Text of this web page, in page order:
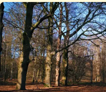
0:00